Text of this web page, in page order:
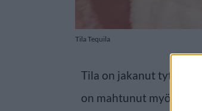
Tila Tequila
Tila on jakanut
on mahtunut myös yksi